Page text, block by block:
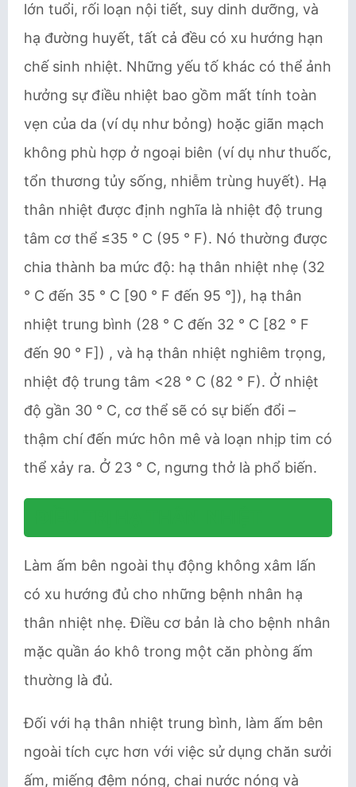
lớn tuổi, rối loạn nội tiết, suy dinh dưỡng, và
hạ đường huyết, tất cả đều có xu hướng hạn
chế sinh nhiệt. Những yếu tố khác có thể ảnh
hưởng sự điều nhiệt bao gồm mất tính toàn
vẹn của da (ví dụ như bỏng) hoặc giãn mạch
không phù hợp ở ngoại biên (ví dụ như thuốc,
tổn thương tủy sống, nhiễm trùng huyết). Hạ
thân nhiệt được định nghĩa là nhiệt độ trung
tâm cơ thể ≤35 ° C (95 ° F). Nó thường được
chia thành ba mức độ: hạ thân nhiệt nhẹ (32
° C đến 35 ° C [90 ° F đến 95 °]), hạ thân
nhiệt trung bình (28 ° C đến 32 ° C [82 ° F
đến 90 ° F]) , và hạ thân nhiệt nghiêm trọng,
nhiệt độ trung tâm <28 ° C (82 ° F). Ở nhiệt
độ gần 30 ° C, cơ thể sẽ có sự biến đổi –
thậm chí đến mức hôn mê và loạn nhịp tim có
thể xảy ra. Ở 23 ° C, ngưng thở là phổ biến.
Làm ấm bên ngoài thụ động không xâm lấn
có xu hướng đủ cho những bệnh nhân hạ
thân nhiệt nhẹ. Điều cơ bản là cho bệnh nhân
mặc quần áo khô trong một căn phòng ấm
thường là đủ.
Đối với hạ thân nhiệt trung bình, làm ấm bên
ngoài tích cực hơn với việc sử dụng chăn sưởi
ấm, miếng đệm nóng, chai nước nóng và